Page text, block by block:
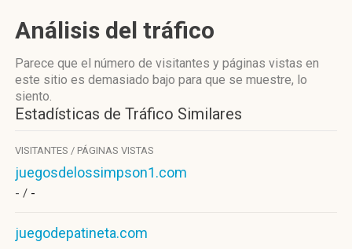
Análisis del tráfico
Parece que el número de visitantes y páginas vistas en
este sitio es demasiado bajo para que se muestre, lo
siento.
Estadísticas de Tráfico Similares
VISITANTES / PÁGINAS VISTAS
juegosdelossimpson1.com
- / -
juegodepatineta.com